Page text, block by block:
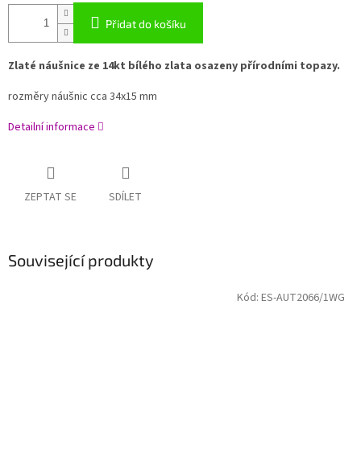
Přidat do košíku
Zlaté náušnice ze 14kt bílého zlata osazeny přírodními topazy.
rozměry náušnic cca 34x15 mm
Detailní informace
ZEPTAT SE SDÍLET
Související produkty
Kód: ES-AUT2066/1WG